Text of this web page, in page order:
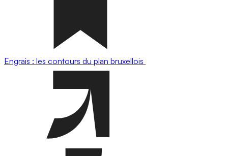
Engrais : les contours du plan bruxellois